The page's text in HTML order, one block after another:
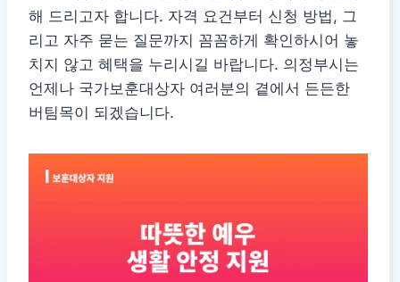
해 드리고자 합니다. 자격 요건부터 신청 방법, 그
리고 자주 묻는 질문까지 꼼꼼하게 확인하시어 놓
치지 않고 혜택을 누리시길 바랍니다. 의정부시는
언제나 국가보훈대상자 여러분의 곁에서 든든한
버팀목이 되겠습니다.